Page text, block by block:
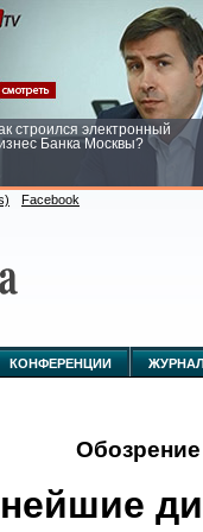
строился электронный
Банка Москвы?
Facebook
КОНФЕРЕНЦИИ